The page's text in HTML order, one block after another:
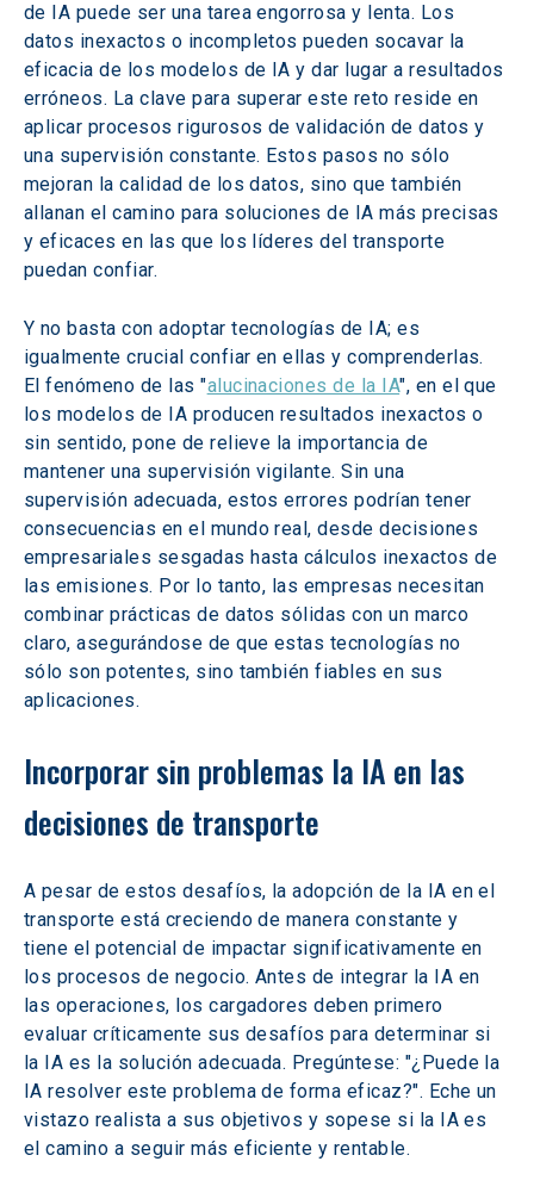
de IA puede ser una tarea engorrosa y lenta. Los
datos inexactos o incompletos pueden socavar la
eficacia de los modelos de IA y dar lugar a resultados
erróneos. La clave para superar este reto reside en
aplicar procesos rigurosos de validación de datos y
una supervisión constante. Estos pasos no sólo
mejoran la calidad de los datos, sino que también
allanan el camino para soluciones de IA más precisas
y eficaces en las que los líderes del transporte
puedan confiar.
Y no basta con adoptar tecnologías de IA; es
igualmente crucial confiar en ellas y comprenderlas.
El fenómeno de las "alucinaciones de la IA", en el que
los modelos de IA producen resultados inexactos o
sin sentido, pone de relieve la importancia de
mantener una supervisión vigilante. Sin una
supervisión adecuada, estos errores podrían tener
consecuencias en el mundo real, desde decisiones
empresariales sesgadas hasta cálculos inexactos de
las emisiones. Por lo tanto, las empresas necesitan
combinar prácticas de datos sólidas con un marco
claro, asegurándose de que estas tecnologías no
sólo son potentes, sino también fiables en sus
aplicaciones.
Incorporar sin problemas la IA en las
decisiones de transporte
A pesar de estos desafíos, la adopción de la IA en el
transporte está creciendo de manera constante y
tiene el potencial de impactar significativamente en
los procesos de negocio. Antes de integrar la IA en
las operaciones, los cargadores deben primero
evaluar críticamente sus desafíos para determinar si
la IA es la solución adecuada. Pregúntese: "¿Puede la
IA resolver este problema de forma eficaz?". Eche un
vistazo realista a sus objetivos y sopese si la IA es
el camino a seguir más eficiente y rentable.